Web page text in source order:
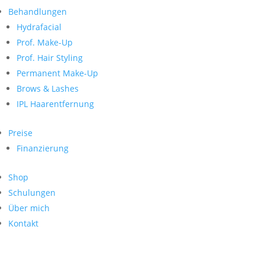
Behandlungen
Hydrafacial
Prof. Make-Up
Prof. Hair Styling
Permanent Make-Up
Brows & Lashes
IPL Haarentfernung
Preise
Finanzierung
Shop
Schulungen
Über mich
Kontakt
nach:
Neueste Kommentare
Archiv
Kategorien
Keine Kategorien
Meta
Anmelden
Feed der Einträge
WordPress.org
Search
nach:
Archive
Kontakt
Impressum
Datenschutz